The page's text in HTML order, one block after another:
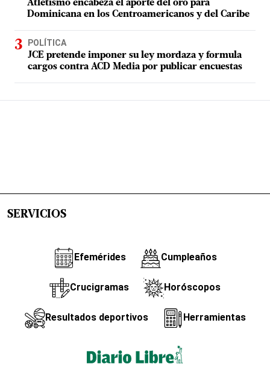
Atletismo encabeza el aporte del oro para
Dominicana en los Centroamericanos y del Caribe
POLÍTICA
JCE pretende imponer su ley mordaza y formula
cargos contra ACD Media por publicar encuestas
SERVICIOS
Efemérides Cumpleaños
Crucigramas Horóscopos
Resultados deportivos Herramientas